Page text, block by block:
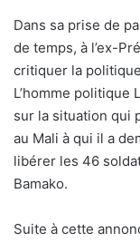
Dans sa prise de
de temps, à l’ex-
critiquer la
L’homme politique
sur la situation qui
au Mali à qui il a
libérer les 46
Bamako.
Suite à cette